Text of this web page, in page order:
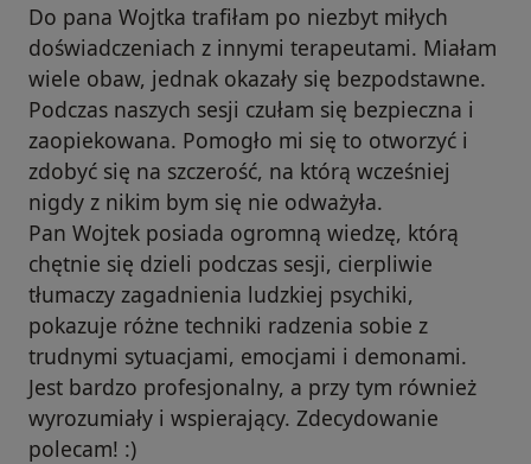
Do pana Wojtka trafiłam po niezbyt miłych
doświadczeniach z innymi terapeutami. Miałam
wiele obaw, jednak okazały się bezpodstawne.
Podczas naszych sesji czułam się bezpieczna i
zaopiekowana. Pomogło mi się to otworzyć i
zdobyć się na szczerość, na którą wcześniej
nigdy z nikim bym się nie odważyła.
Pan Wojtek posiada ogromną wiedzę, którą
chętnie się dzieli podczas sesji, cierpliwie
tłumaczy zagadnienia ludzkiej psychiki,
pokazuje różne techniki radzenia sobie z
trudnymi sytuacjami, emocjami i demonami.
Jest bardzo profesjonalny, a przy tym również
wyrozumiały i wspierający. Zdecydowanie
polecam! :)